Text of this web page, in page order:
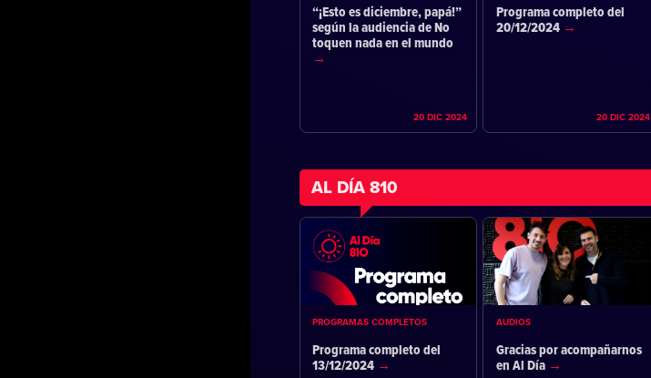
“¡Esto es diciembre, papá!”
según la audiencia de No
toquen nada en el mundo
20 DIC 2024
Programa completo del
20/12/2024
20 DIC 2024
AL DÍA 810
PROGRAMAS COMPLETOS
Programa completo del
13/12/2024
AUDIOS
Gracias por acompañarnos
en Al Día